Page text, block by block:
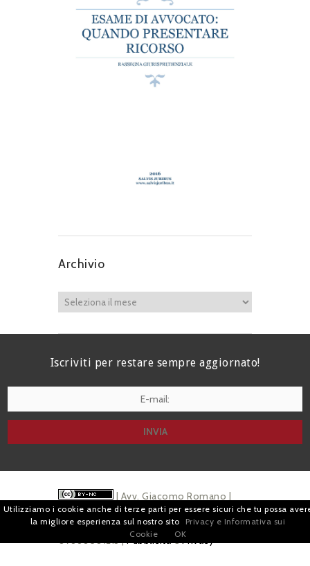
Archivio
Iscriviti per restare sempre aggiornato!
| Avv. Giacomo Romano |
Piazza di Campitelli, 2 - 00186 Roma | P.I.
07880501213 |PubblicitàePrivacy
Utilizziamo i cookie anche di terze parti per essere sicuri che tu possa
la migliore esperienza sul nostro sito
Privacy e Informativa sui
Cookie
OK